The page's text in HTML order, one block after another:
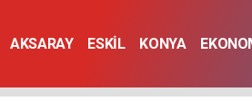
AKSARAY ESKİL KONYA